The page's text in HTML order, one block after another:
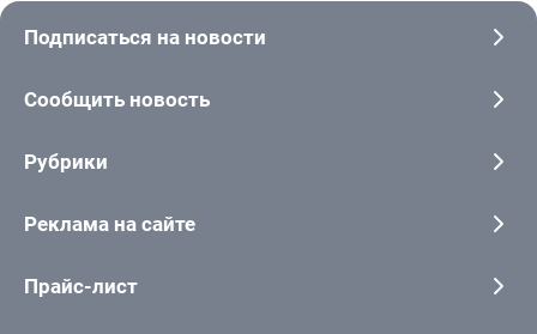
Подписаться на новости
Сообщить новость
Рубрики
Реклама на сайте
Прайс-лист